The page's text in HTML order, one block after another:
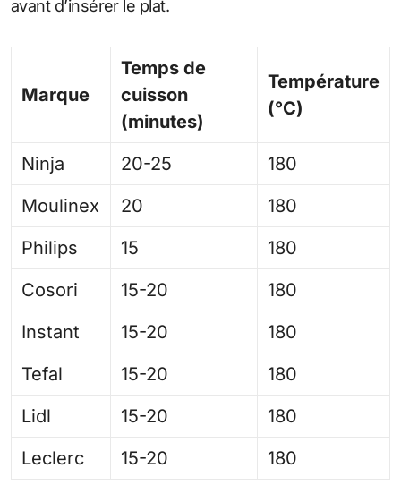
avant d’insérer le plat.
Marque
Temps de
cuisson
(minutes)
Température
(°C)
Ninja 20-25
180
Moulinex
20
180
Philips
15
180
Cosori
15-20
180
Instant
15-20
180
Tefal
15-20
180
Lidl
15-20
180
Leclerc
15-20 180